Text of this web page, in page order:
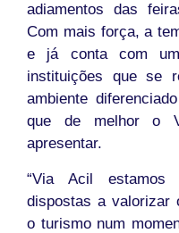
adiamentos das
Com mais força, a
e já conta com
instituições que se
ambiente
que de melhor o
apresentar.
“Via Acil estamos
dispostas a valorizar
o turismo num